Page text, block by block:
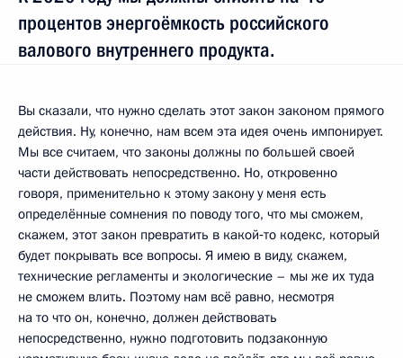
процентов энергоёмкость российского
валового внутреннего продукта.
Вы сказали, что нужно сделать этот закон законом прямого
действия. Ну, конечно, нам всем эта идея очень импонирует.
Мы все считаем, что законы должны по большей своей
части действовать непосредственно. Но, откровенно
говоря, применительно к этому закону у меня есть
определённые сомнения по поводу того, что мы сможем,
скажем, этот закон превратить в какой‑то кодекс, который
будет покрывать все вопросы. Я имею в виду, скажем,
технические регламенты и экологические – мы же их туда
не сможем влить. Поэтому нам всё равно, несмотря
на то что он, конечно, должен действовать
непосредственно, нужно подготовить подзаконную